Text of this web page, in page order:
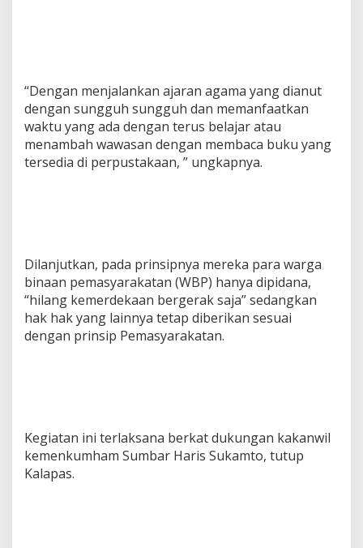
“Dengan menjalankan ajaran agama yang dianut
dengan sungguh sungguh dan memanfaatkan
waktu yang ada dengan terus belajar atau
menambah wawasan dengan membaca buku yang
tersedia di perpustakaan, ” ungkapnya.
Dilanjutkan, pada prinsipnya mereka para warga
binaan pemasyarakatan (WBP) hanya dipidana,
“hilang kemerdekaan bergerak saja” sedangkan
hak hak yang lainnya tetap diberikan sesuai
dengan prinsip Pemasyarakatan.
Kegiatan ini terlaksana berkat dukungan kakanwil
kemenkumham Sumbar Haris Sukamto, tutup
Kalapas.